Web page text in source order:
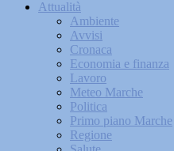
Attualità
Ambiente
Avvisi
Cronaca
Economia e finanza
Lavoro
Meteo Marche
Politica
Primo piano Marche
Regione